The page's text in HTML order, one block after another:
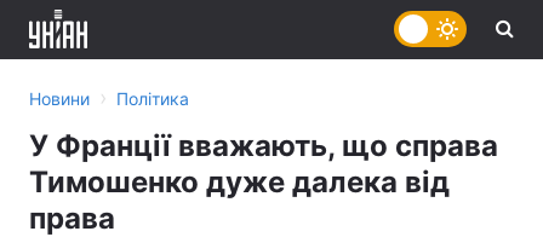
Новини › Політика
У Франції вважають, що справа
Тимошенко дуже далека від
права